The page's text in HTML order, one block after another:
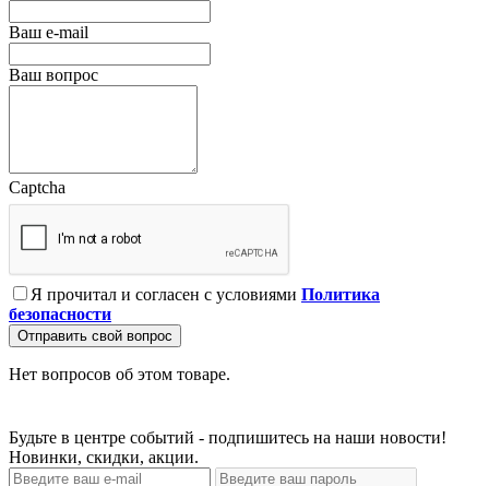
Ваш e-mail
Ваш вопрос
Captcha
Я прочитал и согласен с условиями Политика
безопасности
Отправить свой вопрос
Нет вопросов об этом товаре.
Будьте в центре событий - подпишитесь на наши новости!
Новинки, скидки, акции.